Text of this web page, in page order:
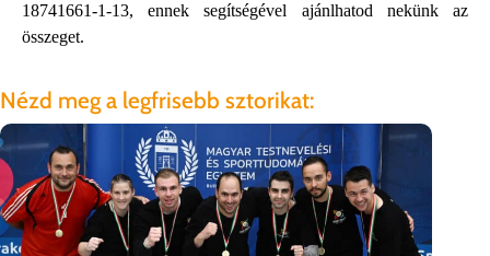
18741661-1-13, ennek segítségével ajánlhatod nekünk az
összeget.
Nézd meg a legfrisebb sztorikat: